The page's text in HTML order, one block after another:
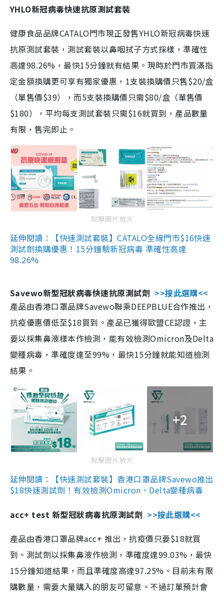
YHLO新冠病毒快速抗原測試套裝
健康食品品牌CATALO門市現正發售YHLO新冠病毒快速
抗原測試套裝，測試套裝以鼻咽拭子方式採樣，準確性
高達98.26%，最快15分鐘就有結果。現時於門市買滿指
定金額換購更可享有獨家優惠，1支裝換購價只售$20/盒
（單售價$39），而5支裝換購價只需$80/盒（單售價
$180），平均每支測試套裝只需$16就買到，產品數量
有限，售完即止。
點擊圖片放大
延伸閱讀：【快速測試套裝】CATALO全線門市$16快速
測試劑換購優惠！15分鐘驗新冠病毒 準確性高達
98.26%
Savewo新型冠狀病毒快速抗原測試劑 >>按此選購<<
產品由香港口罩品牌Savewo聯乘DEEPBLUE合作推出，
抗疫優惠價低至$18買到。產品已獲得歐盟CE認證，主
要以採集鼻液樣本作檢測，能有效檢測Omicron及Delta
變種病毒，準確度達至99%，最快15分鐘就能知道檢測
結果。
+2
點擊圖片放大
延伸閱讀：【快速測試套裝】香港口罩品牌Savewo推出
$18快速測試劑！有效檢測Omicron、Delta變種病毒
acc+ test 新型冠狀病毒抗原測試劑 >>按此選購<<
產品由香港口罩品牌acc+ 推出，抗疫價只要$18就買
到。測試劑以採集鼻液作檢測，準確度達99.03%，最快
15分鐘知道結果，而且準確度高達97.25%。目前未有限
購數量，需要大量購入的朋友可留意。不過訂單預計會